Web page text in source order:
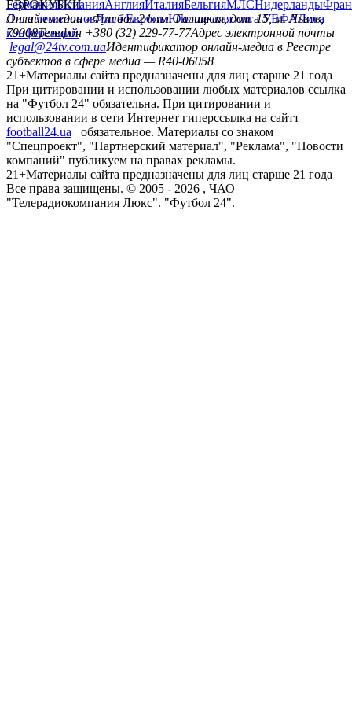
ГерманияИспанияАнглияИталияБельгияМЛСНидерланды
ЕВРОКУБКИ
Лига чемпионовЛига ЕвропыЮношеская лига УЕФАЛига
конференций
Онлайн-медиа «Футбол 24»пл. Галицкая, дом. 15, м. Львов,
79008Телефон +380 (32) 229-77-77Адрес электронной почты
legal@24tv.com.uaИдентификатор онлайн-медиа в Реестре
субъектов в сфере медиа — R40-06058
21+Материалы сайта предназначены для лиц старше 21 года
При цитировании и использовании любых материалов ссылка
на "Футбол 24" обязательна. При цитировании и
использовании в сети Интернет гиперссылка на сайтт
football24.ua
обязательное. Материалы со знаком
"Спецпроект", "Партнерский материал", "Реклама", "Новости
компаний" публикуем на правах рекламы.
21+Материалы сайта предназначены для лиц старше 21 года
Все права защищены. © 2005 - 2026 , ЧАО
"Телерадиокомпания Люкс". "Футбол 24".